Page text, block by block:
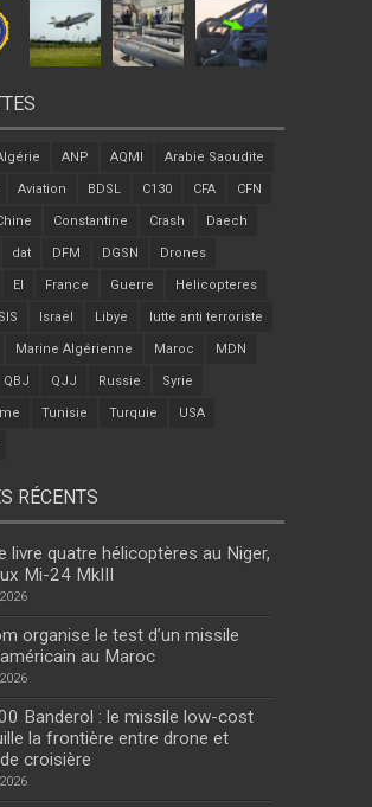
ANP AQMI Arabie Saoudite
Aviation BDSL C130 CFA CFN
Constantine Crash Daech
dat DFM DGSN Drones
EI France Guerre Helicopteres
Israel Libye lutte anti terroriste
Marine Algérienne Maroc MDN
QBJ QJJ Russie Syrie
Tunisie Turquie USA
RÉCENTS
livre quatre hélicoptères au Niger,
Mi-24 MkIII
organise le test d’un missile
au Maroc
Banderol : le missile low-cost
la frontière entre drone et
croisière